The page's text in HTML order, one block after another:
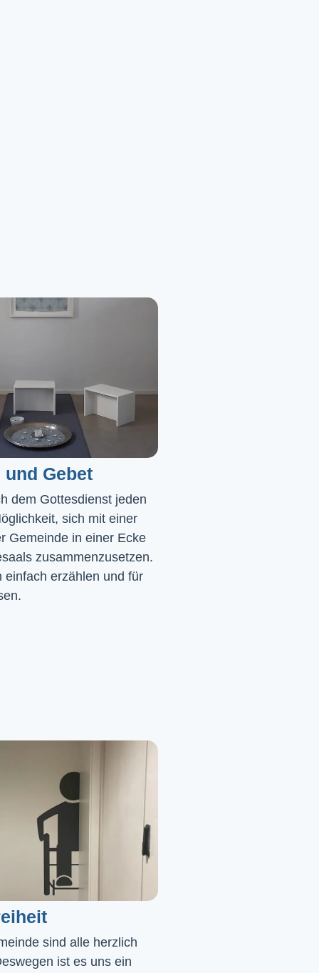
und Gebet
dem Gottesdienst jeden
sich mit einer
Gemeinde in einer Ecke
zusammenzusetzen.
einfach erzählen und für
sind alle herzlich
ist es uns ein